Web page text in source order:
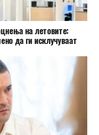
на летовите:
да ги исклучуваат